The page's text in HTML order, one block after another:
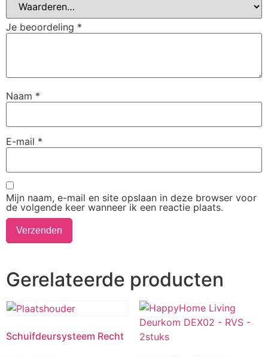
Je beoordeling *
Naam *
E-mail *
Mijn naam, e-mail en site opslaan in deze browser voor
de volgende keer wanneer ik een reactie plaats.
Gerelateerde producten
Schuifdeursysteem Recht